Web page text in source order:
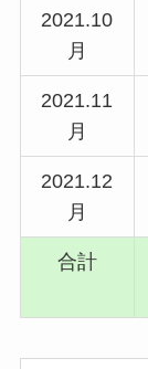
2021.10
月
2021.11
月
2021.12
月
合計